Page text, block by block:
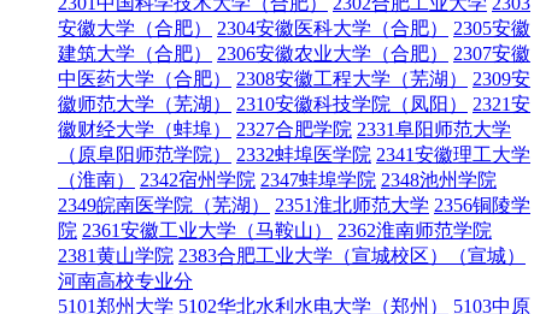
安徽大学（合肥）
2304安徽医科大学（合肥）
2305安徽
建筑大学（合肥）
2306安徽农业大学（合肥）
2307安徽
中医药大学（合肥）
2308安徽工程大学（芜湖）
2309安
徽师范大学（芜湖）
2310安徽科技学院（凤阳）
2321安
徽财经大学（蚌埠）
2327合肥学院 2331阜阳师范大学
（原阜阳师范学院）
2332蚌埠医学院 2341安徽理工大学
（淮南）
2342宿州学院 2347蚌埠学院 2348池州学院
2349皖南医学院（芜湖）
2351淮北师范大学 2356铜陵学
院 2361安徽工业大学（马鞍山）
2362淮南师范学院
2381黄山学院 2383合肥工业大学（宣城校区）（宣城）
河南高校专业分
5101郑州大学 5102华北水利水电大学（郑州）
5103中原